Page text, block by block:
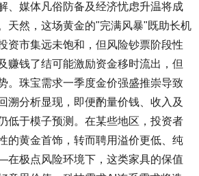
、媒体凡俗防备及经济忧虑升温将成
天然，这场黄金的"完满风暴"既助长机
资市集远未饱和，但风险钞票阶段性
赚钱了结可能激励资金移时流出，但
。珠宝需求一季度金价强盛推崇导致
溯分析显现，即便酌量价钱、收入及
低于模子预测。在某些地区，投资者
的黄金首饰，转而聘用溢价更低、纯
极点风险环境下，这类家具的保值